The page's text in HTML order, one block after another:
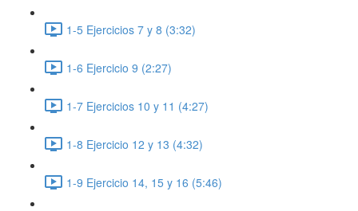
1-5 Ejercicios 7 y 8 (3:32)
1-6 Ejercicio 9 (2:27)
1-7 Ejercicios 10 y 11 (4:27)
1-8 Ejercicio 12 y 13 (4:32)
1-9 Ejercicio 14, 15 y 16 (5:46)